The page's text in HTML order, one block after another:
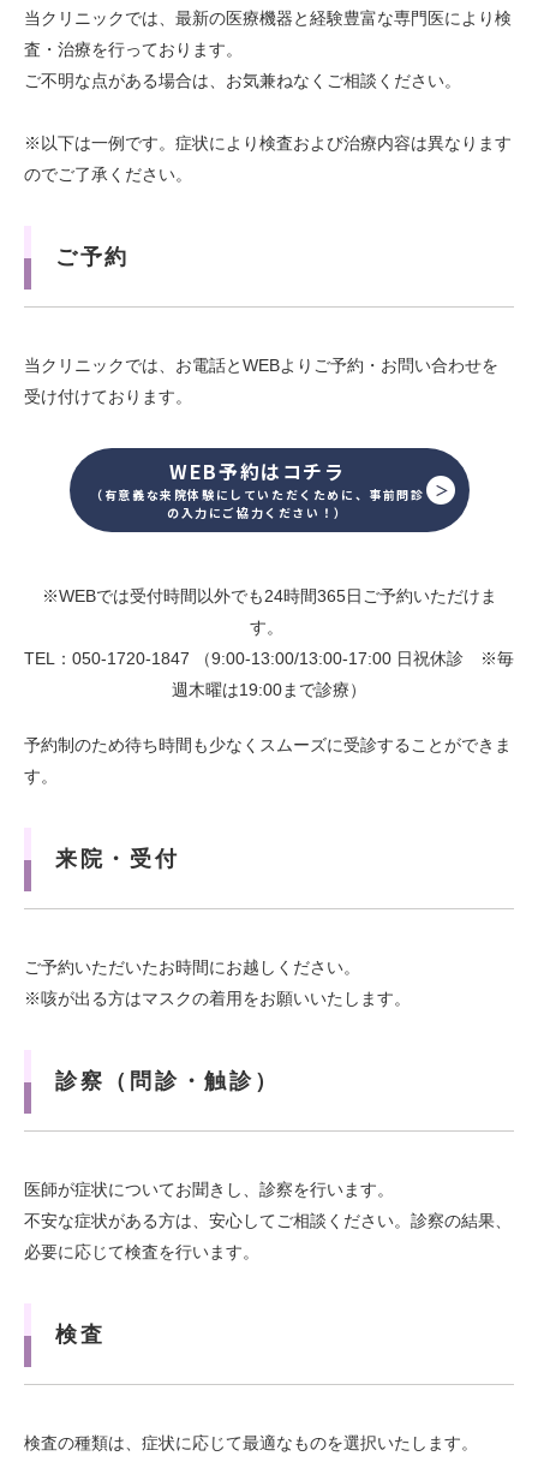
当クリニックでは、最新の医療機器と経験豊富な専門医により検
査・治療を行っております。
ご不明な点がある場合は、お気兼ねなくご相談ください。
※以下は一例です。症状により検査および治療内容は異なります
のでご了承ください。
ご予約
当クリニックでは、お電話とWEBよりご予約・お問い合わせを
受け付けております。
WEB予約はコチラ
（有意義な来院体験にしていただくために、事前問診
の入力にご協力ください！）
※WEBでは受付時間以外でも24時間365日ご予約いただけま
す。
TEL：050-1720-1847 （9:00-13:00/13:00-17:00 日祝休診 ※毎
週木曜は19:00まで診療）
予約制のため待ち時間も少なくスムーズに受診することができま
す。
来院・受付
ご予約いただいたお時間にお越しください。
※咳が出る方はマスクの着用をお願いいたします。
診察（問診・触診）
医師が症状についてお聞きし、診察を行います。
不安な症状がある方は、安心してご相談ください。診察の結果、
必要に応じて検査を行います。
検査
検査の種類は、症状に応じて最適なものを選択いたします。